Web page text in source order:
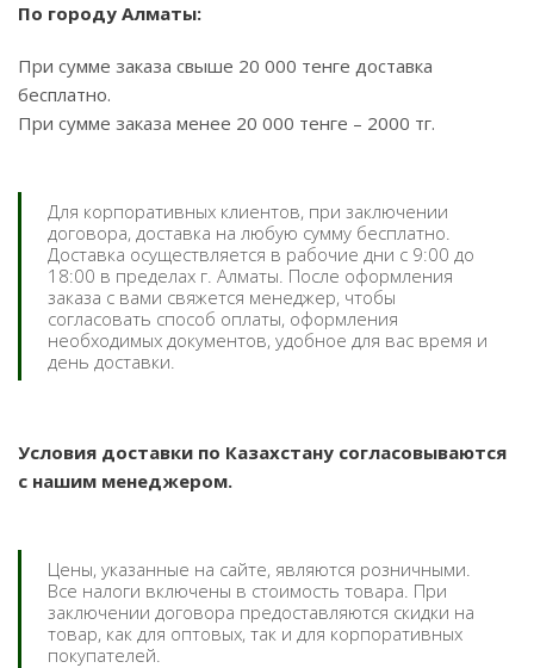
По городу Алматы:
При сумме заказа свыше 20 000 тенге доставка
бесплатно.
При сумме заказа менее 20 000 тенге – 2000 тг.
Для корпоративных клиентов, при заключении
договора, доставка на любую сумму бесплатно.
Доставка осуществляется в рабочие дни с 9:00 до
18:00 в пределах г. Алматы. После оформления
заказа с вами свяжется менеджер, чтобы
согласовать способ оплаты, оформления
необходимых документов, удобное для вас время и
день доставки.
Условия доставки по Казахстану согласовываются
с нашим менеджером.
Цены, указанные на сайте, являются розничными.
Все налоги включены в стоимость товара. При
заключении договора предоставляются скидки на
товар, как для оптовых, так и для корпоративных
покупателей.